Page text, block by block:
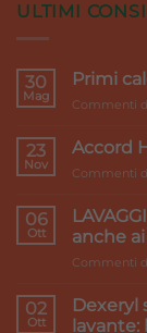
ULTIMI
30
Mag
Primi
Commenti
23
Nov
Accord
Commenti
06
Ott
anche
Commenti
02
Ott
Dexeryl
lavante: